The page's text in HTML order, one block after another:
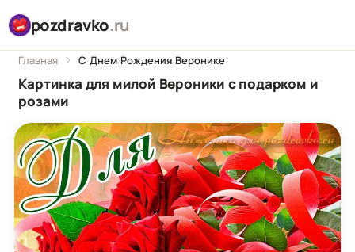
pozdravko.ru
Главная С Днем Рождения Веронике
Картинка для милой Вероники с подарком и
розами